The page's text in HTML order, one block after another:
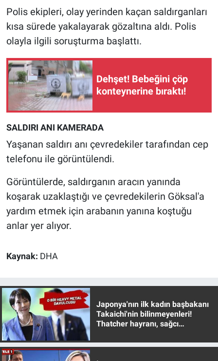
Polis ekipleri, olay yerinden kaçan saldırganları
kısa sürede yakalayarak gözaltına aldı. Polis
olayla ilgili soruşturma başlattı.
Dehşet! Bebeğini çöp
konteynerine bıraktı!
SALDIRI ANI KAMERADA
Yaşanan saldırı anı çevredekiler tarafından cep
telefonu ile görüntülendi.
Görüntülerde, saldırganın aracın yanında
koşarak uzaklaştığı ve çevredekilerin Göksal'a
yardım etmek için arabanın yanına koştuğu
anlar yer alıyor.
Kaynak: DHA
Japonya'nın ilk kadın başbakanı
Takaichi'nin bilinmeyenleri!
Thatcher hayranı, sağcı